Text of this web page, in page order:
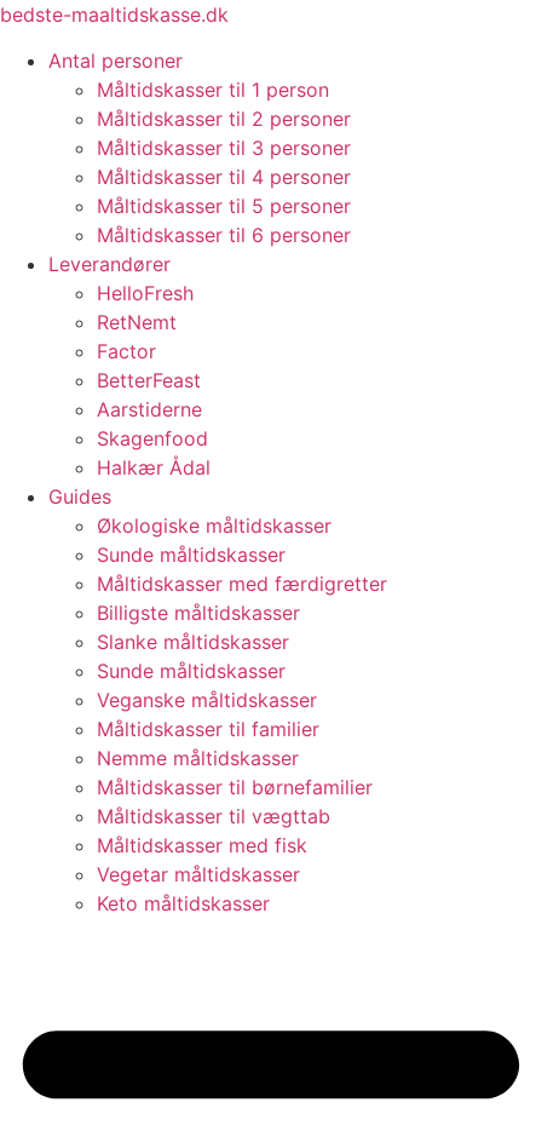
Videre
indhold
bedste-maaltidskasse.dk
Antal personer
Måltidskasser til 1 person
Måltidskasser til 2 personer
Måltidskasser til 3 personer
Måltidskasser til 4 personer
Måltidskasser til 5 personer
Måltidskasser til 6 personer
Leverandører
HelloFresh
RetNemt
Factor
BetterFeast
Aarstiderne
Skagenfood
Halkær Ådal
Guides
Økologiske måltidskasser
Sunde måltidskasser
Måltidskasser med færdigretter
Billigste måltidskasser
Slanke måltidskasser
Sunde måltidskasser
Veganske måltidskasser
Måltidskasser til familier
Nemme måltidskasser
Måltidskasser til børnefamilier
Måltidskasser til vægttab
Måltidskasser med fisk
Vegetar måltidskasser
Keto måltidskasser